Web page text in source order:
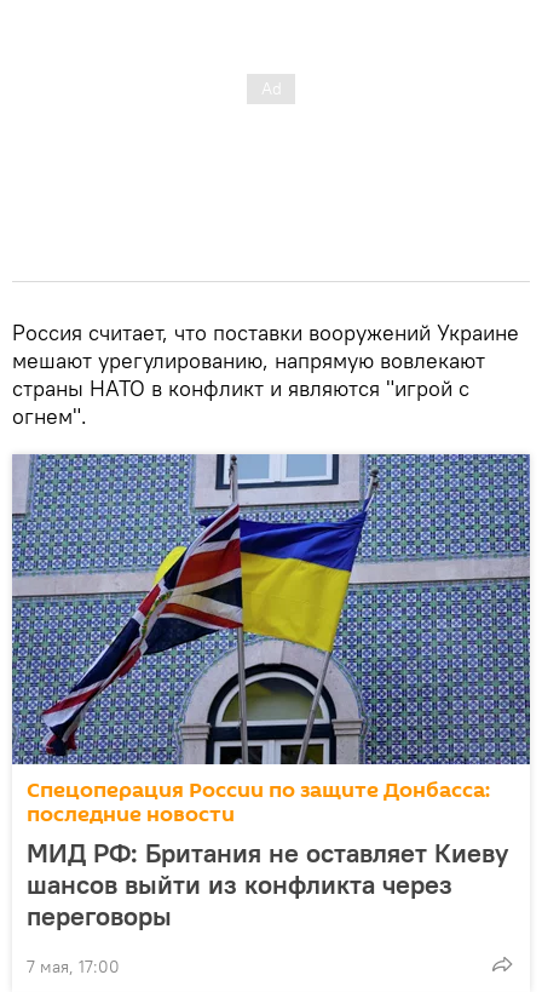
Россия считает, что поставки вооружений Украине
мешают урегулированию, напрямую вовлекают
страны НАТО в конфликт и являются "игрой с
огнем".
Спецоперация России по защите Донбасса:
последние новости
МИД РФ: Британия не оставляет Киеву
шансов выйти из конфликта через
переговоры
7 мая, 17:00